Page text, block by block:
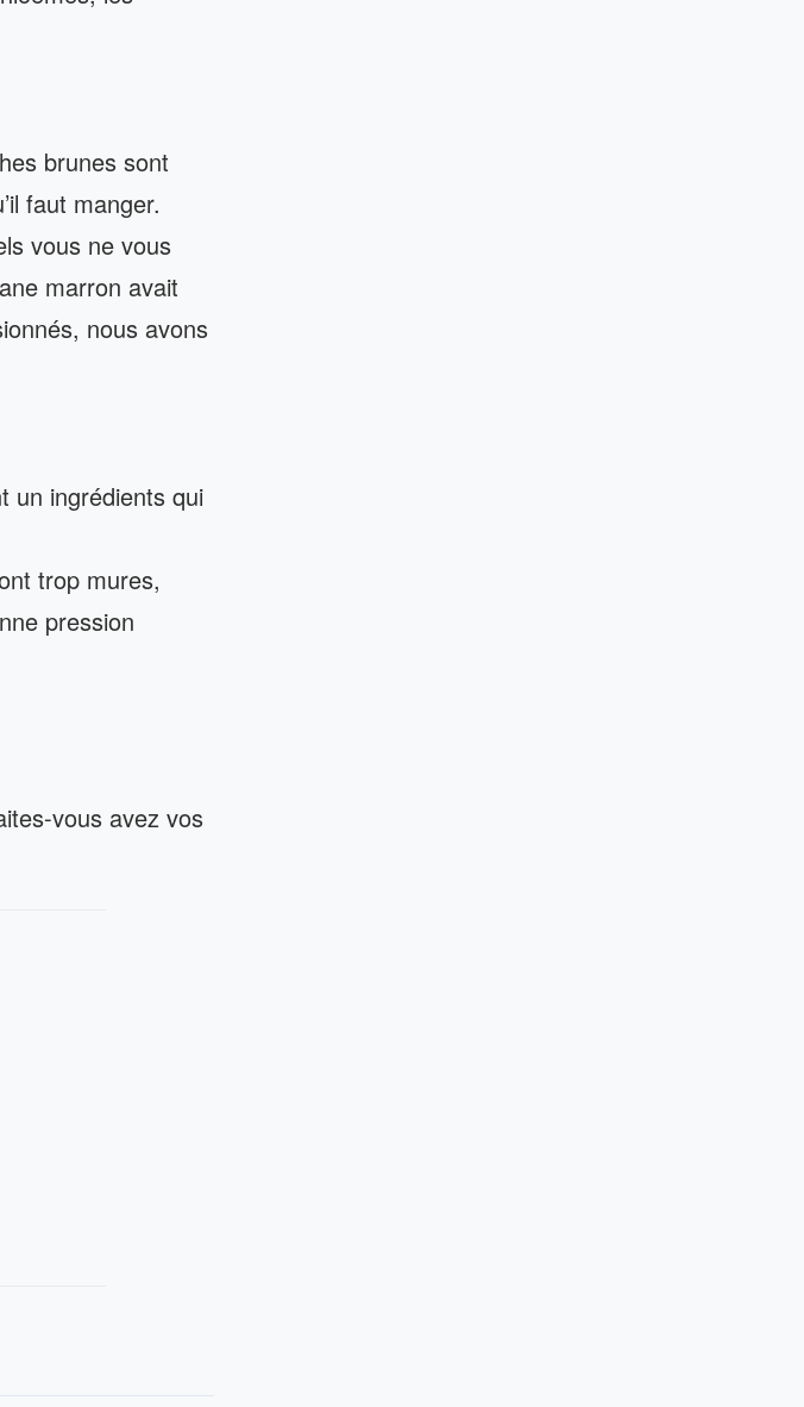
brunes sont
faut manger.
vous ne vous
marron avait
nous avons
un ingrédients qui
trop mures,
pression
vous avez vos